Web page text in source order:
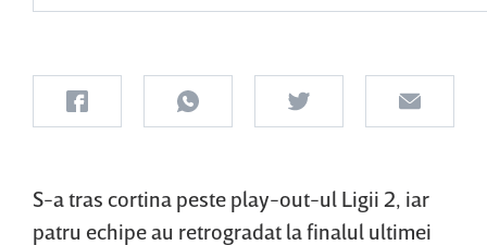
S-a tras cortina peste play-out-ul Ligii 2, iar
patru echipe au retrogradat la finalul ultimei